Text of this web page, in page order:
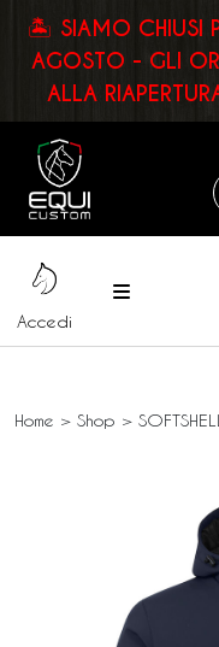
🏝️ SIAMO CHIUSI
AGOSTO - GLI
ALLA
Accedi
Menu
Home > Shop >